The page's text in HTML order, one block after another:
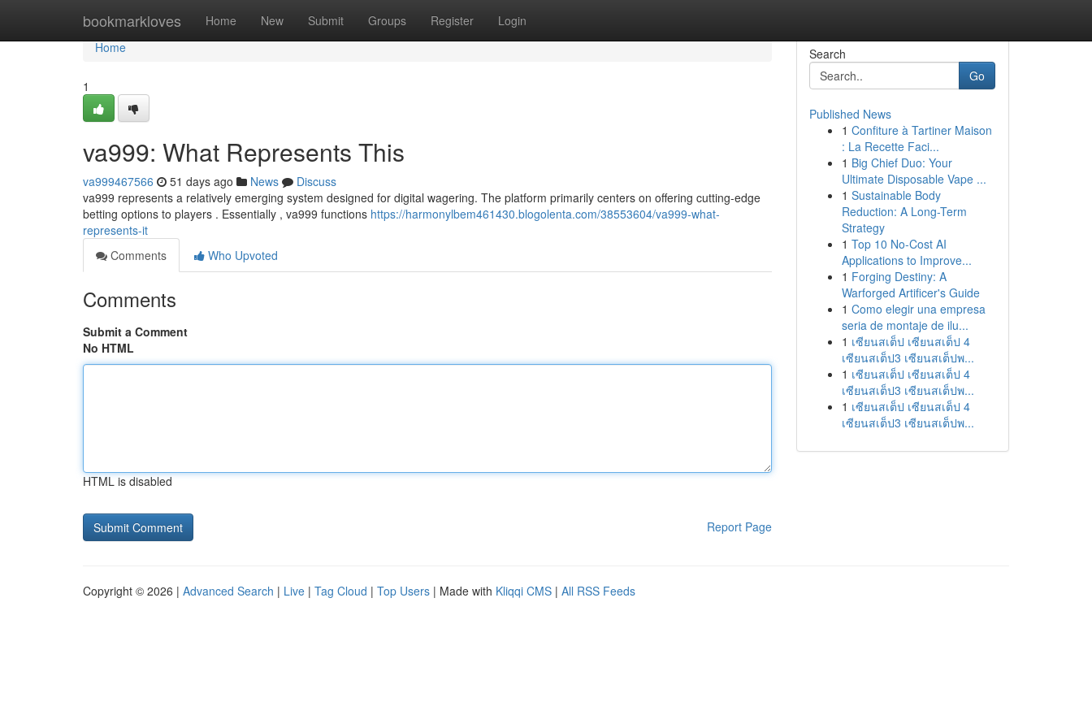
bookmarkloves Home New Submit Groups Register Login
Home
Home
1
va999: What Represents This
va999467566 51 days ago News
Discuss
va999 represents a relatively emerging system designed for digital wagering. The platform primarily centers on offering cutting-edge
betting options to players . Essentially , va999 functions https://harmonylbem461430.blogolenta.com/38553604/va999-what-
represents-it
Comments
Who Upvoted
Comments
Submit a Comment
No HTML
HTML is disabled
Report Page
Search
Go
Published News
1 Confiture à Tartiner Maison
: La Recette Faci...
1 Big Chief Duo: Your
Ultimate Disposable Vape ...
1 Sustainable Body
Reduction: A Long-Term
Strategy
1 Top 10 No-Cost AI
Applications to Improve...
1 Forging Destiny: A
Warforged Artificer's Guide
1 Como elegir una empresa
seria de montaje de ilu...
1 เซียนสเต็ป เซียนสเต็ป 4
เซียนสเต็ป3 เซียนสเต็ปพ...
1 เซียนสเต็ป เซียนสเต็ป 4
เซียนสเต็ป3 เซียนสเต็ปพ...
1 เซียนสเต็ป เซียนสเต็ป 4
เซียนสเต็ป3 เซียนสเต็ปพ...
Copyright © 2026 | Advanced Search | Live | Tag Cloud | Top Users | Made with Kliqqi CMS | All RSS Feeds